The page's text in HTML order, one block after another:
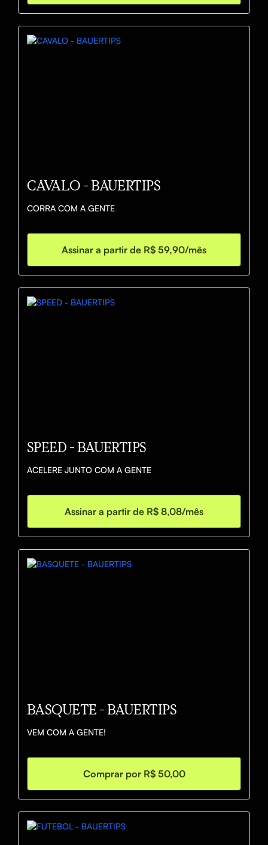
CAVALO - BAUERTIPS
CORRA COM A GENTE
Assinar a partir de R$ 59,90/mês
SPEED - BAUERTIPS
ACELERE JUNTO COM A GENTE
Assinar a partir de R$ 8,08/mês
BASQUETE - BAUERTIPS
VEM COM A GENTE!
Comprar por R$ 50,00